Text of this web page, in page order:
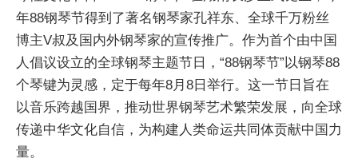
年88钢琴节得到了著名钢琴家孔祥东、全球千万粉丝
博主V叔及国内外钢琴家的宣传推广。作为首个由中国
人倡议设立的全球钢琴主题节日，“88钢琴节”以钢琴88
个琴键为灵感，定于每年8月8日举行。这一节日旨在
以音乐跨越国界，推动世界钢琴艺术繁荣发展，向全球
传递中华文化自信，为构建人类命运共同体贡献中国力
量。